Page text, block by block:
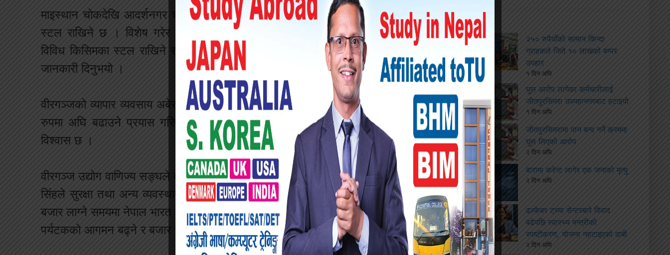
माइस्थान चोकदेखि आदर्शनगर चोक हुँदै पशुपति घोष चोकसम्म लाग्ने रात्रिबजारमा थरिथरिका
स्टल राखिने छ । विशेष गरेर विभिन्न खानाका परिकार, लत्ताकपडा, जुत्ताचप्पल तथा अन्य
विविध किसिमका स्टल राखिने रात्रि बजार व्यवस्थापन समितिका सदस्य जयप्रकाश खेतानले
जानकारी दिनुभयो ।
वीरगञ्जको व्यापार व्यवसाय अबेरसम्म सञ्चालन गर्ने वातावरण बनाउन रात्रि बजारलाई निरन्तर
रुपमा अघि बढाउने प्रयास गरिएको र यसबाट बजार चलायमान बन्ने महानगरप्रमुख सिंहको
विश्वास छ ।
वीरगञ्ज उद्योग वाणिज्य सङ्घले बजारको नेतृत्व लिएर अघि आउन आग्रह गर्नुहुँदै महानगरप्रमुख
सिंहले सुरक्षा तथा अन्य व्यवस्थापनको जिम्मा महानगरले लिने पनि बताउनुभयो । उहाँले रात्रि
बजार लाग्ने समयमा नेपाल भारत मुख्य सीमा चौबिसै घण्टा खुल्ने व्यवस्था मिलाइएकाले सीमापारका
पर्यटकको आगमन बढ्ने र बजार चलायमान हुने विश्वास पनि व्यक्त गर्नुभयो ।
२५० रुपैयाँको सामान किन्दा
ग्राहकले जिते १० लाखको बम्पर
उपहार
१ दिन अघि
घुस आरोप लागेका कर्मचारीलाई
जीतपुरसिमरा उपमहानगरबाट हटाइयो
१ दिन अघि
जीतपुरसिमरामा पान बन्द गर्ने क्रममा
घुस लिएको आरोप
२ दिन अघि
बारामा करेन्ट लागेर एक जनाको मृत्यु
२ दिन अघि
ढल्केबर ट्रमा सेन्टरबारे विवाद
बढेपछि स्वास्थ्य मन्त्रीको
स्पष्टीकरण, योजना नहटाइएको दाबी
२ दिन अघि